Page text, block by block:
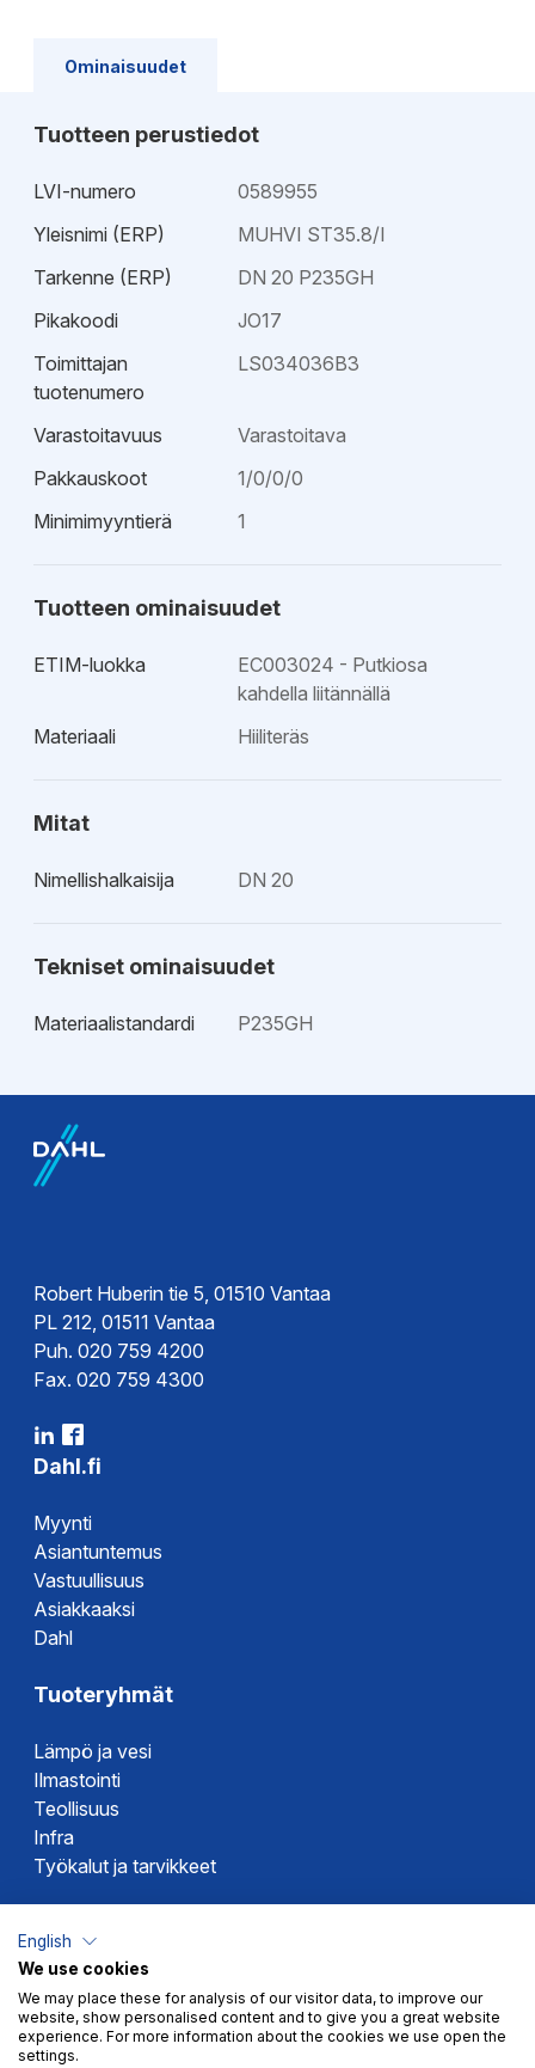
Ominaisuudet
Tuotteen perustiedot
LVI-numero
0589955
Yleisnimi (ERP)
MUHVI ST35.8/I
Tarkenne (ERP)
DN 20 P235GH
Pikakoodi
JO17
Toimittajan
tuotenumero
LS034036B3
Varastoitavuus
Varastoitava
Pakkauskoot
1/0/0/0
Minimimyyntierä
1
Tuotteen ominaisuudet
ETIM-luokka
EC003024 - Putkiosa
kahdella liitännällä
Materiaali
Hiiliteräs
Mitat
Nimellishalkaisija DN 20
Tekniset ominaisuudet
Materiaalistandardi P235GH
Robert Huberin tie 5, 01510 Vantaa
PL 212, 01511 Vantaa
Puh. 020 759 4200
Fax. 020 759 4300
Dahl.fi
Myynti
Asiantuntemus
Vastuullisuus
Asiakkaaksi
Dahl
Tuoteryhmät
Lämpö ja vesi
Ilmastointi
Teollisuus
Infra
Työkalut ja tarvikkeet
Altech
Alterna
Novipro
English
We use cookies
We may place these for analysis of our visitor data, to improve our
website, show personalised content and to give you a great website
experience. For more information about the cookies we use open the
settings.